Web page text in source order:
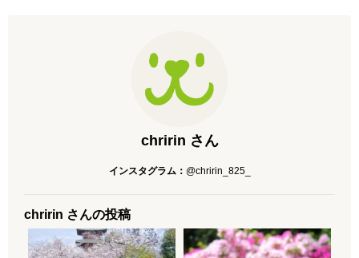
chririn さん
インスタグラム： @chririn_825_
chririn さんの投稿